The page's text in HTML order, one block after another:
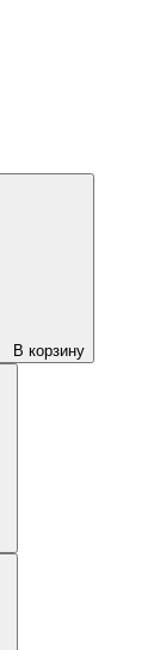
В корзину